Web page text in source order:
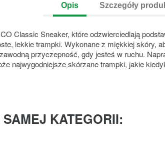
Opis Szczegóły
Classic Sneaker, które odzwierciedlają
lekkie trampki. Wykonane z miękkiej skóry,
przyczepność, gdy jesteś w ruchu.
najwygodniejsze skórzane trampki, jakie
KATEGORII: